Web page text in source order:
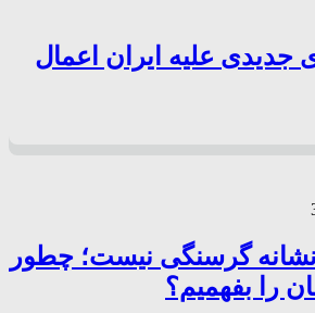
جدیدی علیه ایران اعمال
گرسنگی نیست؛ چطور
را بفهمیم؟